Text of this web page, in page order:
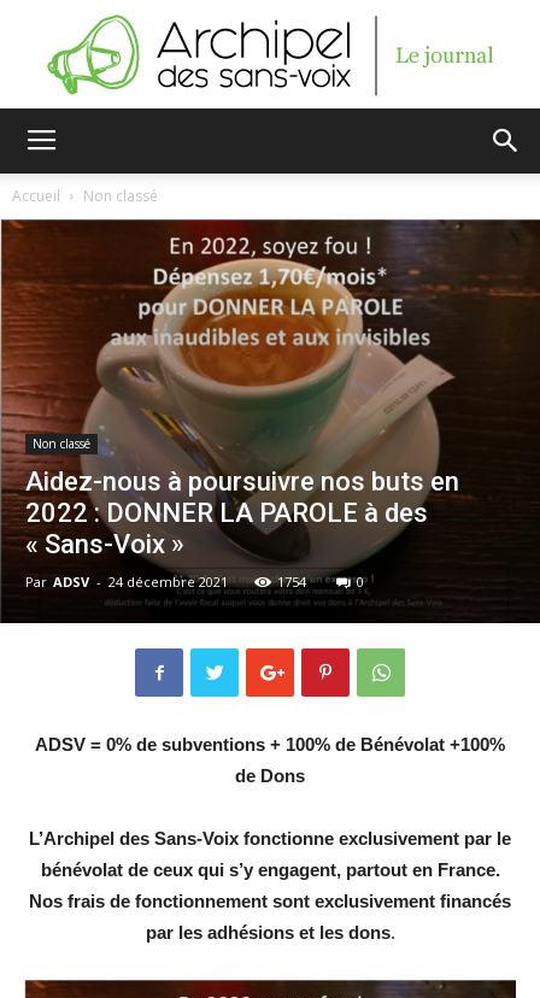
des
sans-
voix
Accueil Non classé
Non classé
Aidez-nous à poursuivre nos buts en
2022 : DONNER LA PAROLE à des
« Sans-Voix »
Par ADSV - 24 décembre 2021 1754 0
ADSV = 0% de subventions + 100% de Bénévolat +100%
de Dons
L’Archipel des Sans-Voix fonctionne exclusivement par le
bénévolat de ceux qui s’y engagent, partout en France.
Nos frais de fonctionnement sont exclusivement financés
par les adhésions et les dons.